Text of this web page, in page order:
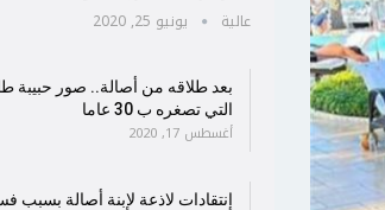
عالية يونيو 25, 2020
بعد طلاقه من أصالة.. صور حبيبة
التي تصغره ب 30 عاما
أغسطس 17, 2020
إنتقادات لاذعة لإبنة أصالة بسبب